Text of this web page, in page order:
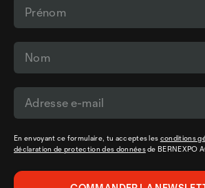
En envoyant ce formulaire, tu acceptes les conditions
déclaration de protection des donnéesde BERNEXPO